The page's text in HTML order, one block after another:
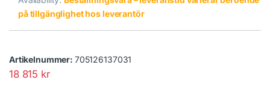
Availability: Beställningsvara – leveranstid varierar beroende
på tillgänglighet hos leverantör
Artikelnummer: 705126137031
18 815 kr